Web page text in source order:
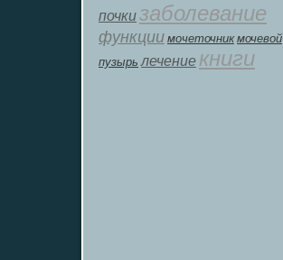
почкизаболевание
функции мοчеточник мочевой
пузырь лечение книги